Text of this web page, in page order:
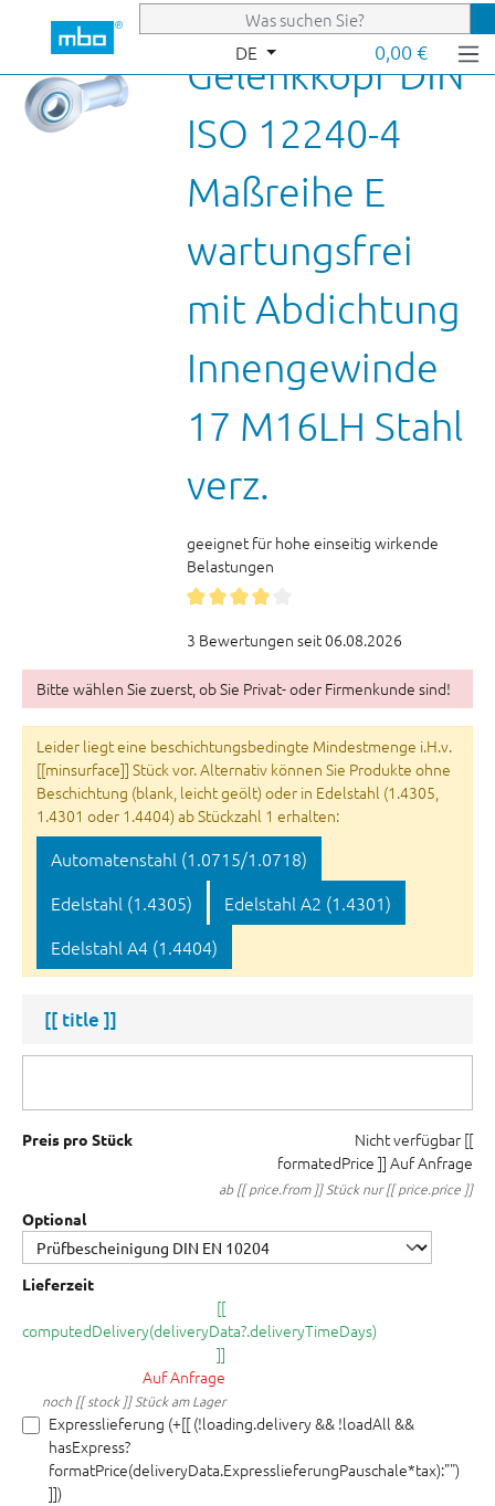
Zum Hauptinhalt springen
DE 0,00 €
Gelenkkopf DIN
ISO 12240-4
Maßreihe E
wartungsfrei
mit Abdichtung
Innengewinde
17 M16LH Stahl
verz.
geeignet für hohe einseitig wirkende
Belastungen
3 Bewertungen seit 06.08.2026
Bitte wählen Sie zuerst, ob Sie Privat- oder Firmenkunde sind!
Leider liegt eine beschichtungsbedingte Mindestmenge i.H.v.
[[minsurface]] Stück vor. Alternativ können Sie Produkte ohne
Beschichtung (blank, leicht geölt) oder in Edelstahl (1.4305,
1.4301 oder 1.4404) ab Stückzahl 1 erhalten:
Automatenstahl (1.0715/1.0718)
Edelstahl (1.4305)
Edelstahl A2 (1.4301)
Edelstahl A4 (1.4404)
[[ title ]]
Preis pro Stück Nicht verfügbar [[
formatedPrice ]] Auf Anfrage
ab [[ price.from ]] Stück nur [[ price.price ]]
Optional
Lieferzeit
[[
computedDelivery(deliveryData?.deliveryTimeDays)
]]
Auf Anfrage
noch [[ stock ]] Stück am Lager
Expresslieferung (+[[ (!loading.delivery && !loadAll &&
hasExpress?
formatPrice(deliveryData.ExpresslieferungPauschale*tax):"")
]])